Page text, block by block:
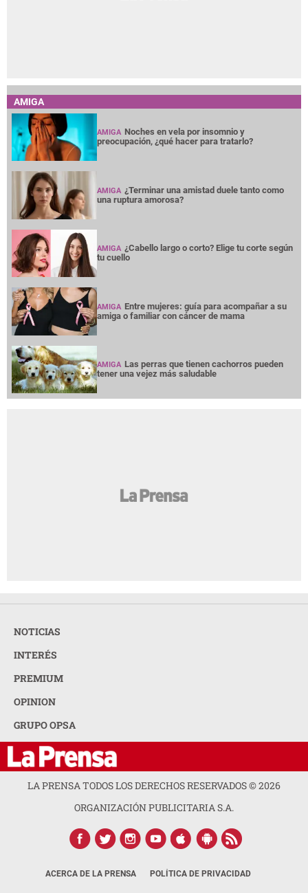
AMIGA
AMIGA Noches en vela por insomnio y
preocupación, ¿qué hacer para tratarlo?
AMIGA ¿Terminar una amistad duele tanto como
una ruptura amorosa?
AMIGA ¿Cabello largo o corto? Elige tu corte según
tu cuello
AMIGA Entre mujeres: guía para acompañar a su
amiga o familiar con cáncer de mama
AMIGA Las perras que tienen cachorros pueden
tener una vejez más saludable
NOTICIAS
INTERÉS
PREMIUM
OPINION
GRUPO OPSA
LA PRENSA TODOS LOS DERECHOS RESERVADOS ©2026
ORGANIZACIÓN PUBLICITARIA S.A.
ACERCA DE LA PRENSA POLÍTICA DE PRIVACIDAD